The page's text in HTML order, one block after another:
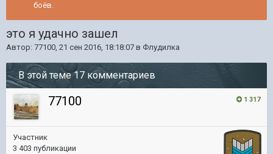
боёв.
это я удачно зашел
Автор: 77100, 21 сен 2016, 18:18:07 в Флудилка
В этой теме 17 комментариев
1 317
77100
Участник
3 403 публикации